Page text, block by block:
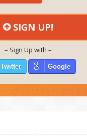
SIGN UP!
– Sign Up with –
Twitter Google